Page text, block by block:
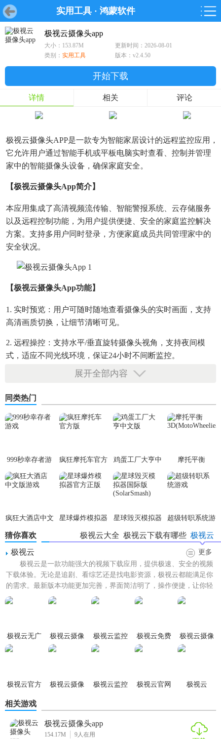
实用工具 · 鸿蒙软件
首页 游戏 软件
首页 游戏 软件 鸿蒙
游戏
鸿蒙
软件
专题
极视云摄像头app
大小：153.87M
更新时间：2026-08-01
类别： 实用工具 版本：v2.4.50
开始下载
详情 相关 评论
极视云摄像头APP是一款专为智能家居设计的远程监控应用，
它允许用户通过智能手机或平板电脑实时查看、控制并管理
家中的智能摄像头设备，确保家庭安全。
【极视云摄像头app简介】
本应用集成了高清视频流传输、智能警报系统、云存储服务
以及远程控制功能，为用户提供便捷、安全的家庭监控解决
方案。支持多用户同时登录，方便家庭成员共同管理家中的
安全状况。
【极视云摄像头app功能】
1. 实时预览：用户可随时随地查看摄像头的实时画面，支持
高清画质切换，让细节清晰可见。
2. 远程操控：支持水平/垂直旋转摄像头视角，支持夜间模
式，适应不同光线环境，保证24小时不间断监控。
3. 智能警报：检测到异常动作或声音时，立即推送警报至手
本地存储损坏导致数据丢失。
不同区域的监控需求。
6. 隐私保护：数据加密传输，确保用户数据安全；支持物理
遮挡镜头，保护用户隐私。
1. 设备列表：清晰展示已连接的所有摄像头设备，便于管
理。
2. 设置选项：包括录像设置、报警设置、网络设置等，满足
个性化需求。
3. 历史记录：查看过去一段时间内的录像回放，支持快进、
1. 下载并安装极视云摄像头APP。
4. 在APP内完成设备配置，如设置警报区域、调整摄像头参数
等。
展开全部内容
同类热门
999秒幸存者游
戏
疯狂摩托车官方
版
鸡蛋工厂大亨中
文版
摩托平衡
疯狂大酒店中文
版游戏
星球爆炸模拟器
官方正版
星球毁灭模拟器
国际版
(SolarSmash)
超级转职系统游
戏
猜你喜欢 极视云
极视云下载有哪些
极视云大全
极视云
更多
极视云是一款功能强大的视频下载应用，提供极速、安全的视频
下载体验。无论是追剧、看综艺还是找电影资源，极视云都能满足你
的需求。最新版本功能更加完善，界面简洁明了，操作便捷，让你轻
松享受高清视频内容。极视...
极视云无广
极视云摄像
极视云监控
极视云免费
极视云摄像
极视云官方
极视云摄像
极视云监控 极视云官网 极视云
相关游戏
极视云摄像头app
154.17M 9 人在用